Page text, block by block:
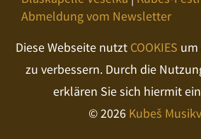
Abmeldung vom Newsletter
Diese Webseite nutzt COOKIES um
zu verbessern. Durch die
erklären Sie sich hiermit
© 2026 Kubeš